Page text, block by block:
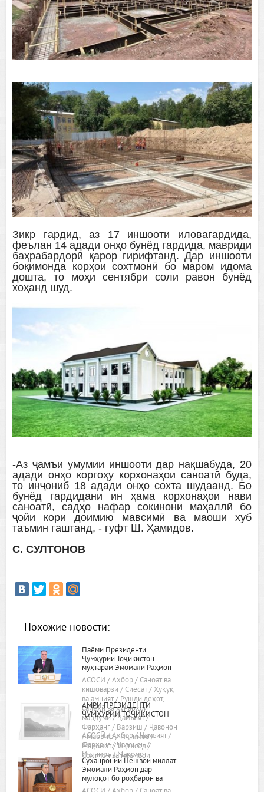
Зикр гардид, аз 17 иншооти иловагардида,
феълан 14 адади онҳо бунёд гардида, мавриди
баҳрабардорӣ қарор гирифтанд. Дар иншооти
боқимонда корҳои сохтмонӣ бо маром идома
дошта, то моҳи сентябри соли равон бунёд
хоҳанд шуд.
-Аз ҷамъи умумии иншооти дар нақшабуда, 20
адади онҳо коргоҳу корхонаҳои саноатӣ буда,
то инҷониб 18 адади онҳо сохта шудаанд. Бо
бунёд гардидани ин ҳама корхонаҳои нави
саноатӣ, садҳо нафар сокинони маҳаллӣ бо
ҷойи кори доимию мавсимӣ ва маоши хуб
таъмин гаштанд, - гуфт Ш. Ҳамидов.
С. СУЛТОНОВ
Похожие новости:
Паёми Президенти
Ҷумҳурии Тоҷикистон
муҳтарам Эмомалӣ Раҳмон
«Дар бораи самтҳои асосии
сиёсати дохилӣ ва хориҷии
ҷумҳурӣ»
АСОСӢ / Ахбор / Саноат ва
кишоварзӣ / Сиёсат / Ҳуқуқ
ва амният / Рушди деҳот,
сайёҳӣ ва ҳунарҳои
мардумӣ / Ҷамъият /
Фарҳанг / Варзиш / Ҷавонон
/ Маориф / Иҷтимоъ /
Мақомот / Иқтисод /
Сохтмон ва меъморӣ
АМРИ ПРЕЗИДЕНТИ
ҶУМҲУРИИ ТОҶИКИСТОН
АСОСӢ / Ахбор / Ҷамъият /
Фарҳанг / Ҷавонон /
Иҷтимоъ / Мақомот
Суханронии Пешвои миллат
Эмомалӣ Раҳмон дар
мулоқот бо роҳбарон ва
фаъолони вилояти Хатлон